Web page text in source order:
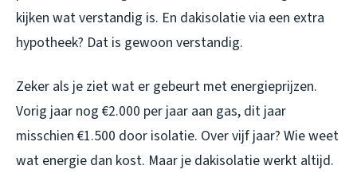
kijken wat verstandig is. En dakisolatie via een extra
hypotheek? Dat is gewoon verstandig.
Zeker als je ziet wat er gebeurt met energieprijzen.
Vorig jaar nog €2.000 per jaar aan gas, dit jaar
misschien €1.500 door isolatie. Over vijf jaar? Wie weet
wat energie dan kost. Maar je dakisolatie werkt altijd.